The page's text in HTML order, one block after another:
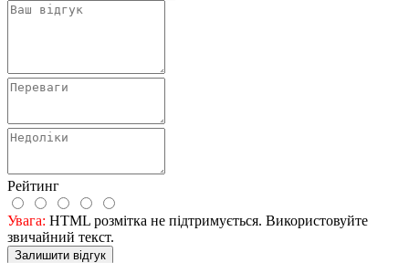
Рейтинг
Увага: HTML розмітка не підтримується. Використовуйте
звичайний текст.
Залишити відгук